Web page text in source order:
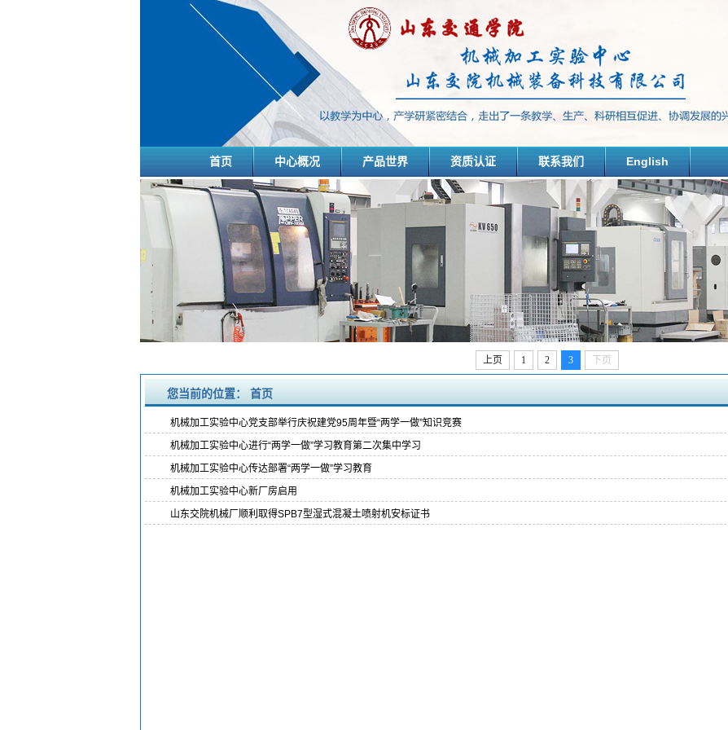
首页 中心概况 产品世界 资质认证 联系我们 English
上页 1 2 3 下页
您当前的位置： 首页
机械加工实验中心党支部举行庆祝建党95周年暨“两学一做”知识竞赛
机械加工实验中心进行“两学一做”学习教育第二次集中学习
机械加工实验中心传达部署“两学一做”学习教育
机械加工实验中心新厂房启用
山东交院机械厂顺利取得SPB7型湿式混凝土喷射机安标证书